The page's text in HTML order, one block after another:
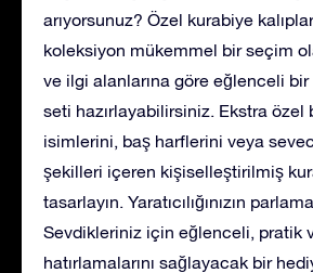
arıyorsunuz? Özel kurabiye
koleksiyon mükemmel bir seçim
ve ilgi alanlarına göre eğlenceli bir
seti hazırlayabilirsiniz. Ekstra özel
isimlerini, baş harflerini veya
şekilleri içeren kişiselleştirilmiş
tasarlayın. Yaratıcılığınızın
Sevdikleriniz için eğlenceli, pratik
hatırlamalarını sağlayacak bir